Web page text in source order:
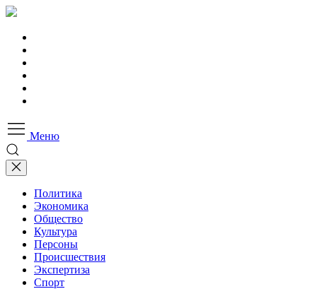
Меню
Политика
Экономика
Общество
Культура
Персоны
Происшествия
Экспертиза
Спорт